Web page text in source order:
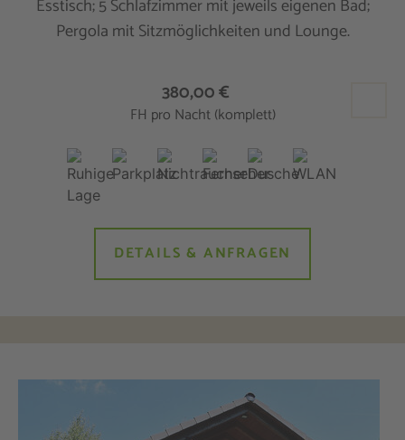
Esstisch; 5 Schlafzimmer mit jeweils eigenen Bad;
Pergola mit Sitzmöglichkeiten und Lounge.
380,00 €
FH pro Nacht (komplett)
DETAILS & ANFRAGEN